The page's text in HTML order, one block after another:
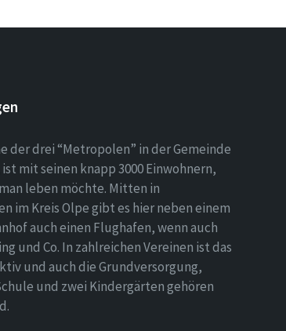
der drei “Metropolen” in der Gemeinde
mit seinen knapp 3000 Einwohnern,
leben möchte. Mitten in
im Kreis Olpe gibt es hier neben einem
auch einen Flughafen, wenn auch
und Co. In zahlreichen Vereinen ist das
und auch die Grundversorgung,
und zwei Kindergärten gehören